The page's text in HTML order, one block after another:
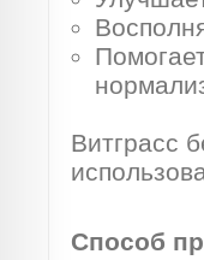
Витграсс
Способ